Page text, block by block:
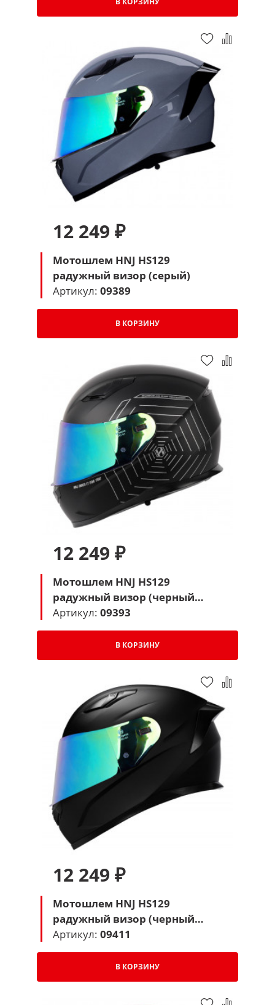
12 249 ₽
Мотошлем HNJ HS129
радужный визор (серый)
Артикул: 09389
В КОРЗИНУ
12 249 ₽
Мотошлем HNJ HS129
радужный визор (черный
матовый паук)
Артикул: 09393
В КОРЗИНУ
12 249 ₽
Мотошлем HNJ HS129
радужный визор (черный
матовый)
Артикул: 09411
В КОРЗИНУ